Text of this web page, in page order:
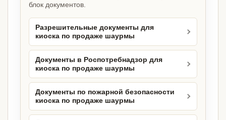
блок документов.
Разрешительные документы для
киоска по продаже шаурмы
Документы в Роспотребнадзор для
киоска по продаже шаурмы
Документы по пожарной безопасности
киоска по продаже шаурмы